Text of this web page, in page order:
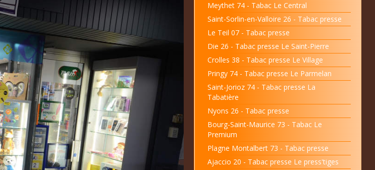
Meythet 74 - Tabac Le Central
Saint-Sorlin-en-Valloire 26 - Tabac presse
Le Teil 07 - Tabac presse
Die 26 - Tabac presse Le Saint-Pierre
Crolles 38 - Tabac presse Le Village
Pringy 74 - Tabac presse Le Parmelan
Saint-Jorioz 74 - Tabac presse La
Tabatière
Nyons 26 - Tabac presse
Bourg-Saint-Maurice 73 - Tabac Le
Premium
Plagne Montalbert 73 - Tabac presse
Ajaccio 20 - Tabac presse Le press'tiges